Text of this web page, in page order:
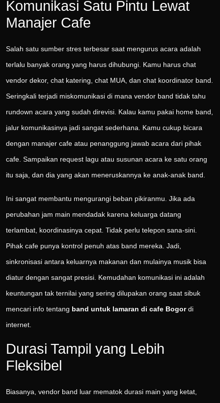
Komunikasi Satu Pintu Lewat
Manajer Cafe
Salah satu sumber stres terbesar saat mengurus acara adalah
terlalu banyak orang yang harus dihubungi. Kamu harus chat
vendor dekor, chat katering, chat MUA, dan chat koordinator band.
Seringkali terjadi miskomunikasi di mana vendor band tidak tahu
rundown acara yang sudah direvisi. Kalau kamu pakai home band,
jalur komunikasinya jadi sangat sederhana. Kamu cukup bicara
dengan manajer cafe atau penanggung jawab acara dari pihak
cafe. Sampaikan request lagu atau susunan acara ke satu orang
itu saja, dan dia yang akan meneruskannya ke anak-anak band.
Ini sangat membantu mengurangi beban pikiranmu. Jika ada
perubahan jam main mendadak karena keluarga datang
terlambat, koordinasinya cepat. Tidak perlu telepon sana-sini.
Pihak cafe punya kontrol penuh atas band mereka. Jadi,
sinkronisasi antara keluarnya makanan dan mulainya musik bisa
diatur dengan sangat presisi. Kemudahan komunikasi ini adalah
keuntungan tak ternilai yang sering dilupakan orang saat sibuk
mencari info tentang band untuk lamaran di cafe Bogordi
internet.
Durasi Tampil yang Lebih
Fleksibel
Biasanya, vendor band luar mematok durasi main yang ketat,